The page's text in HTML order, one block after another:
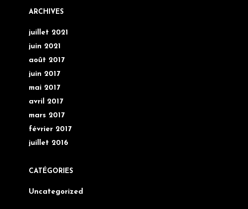
ARCHIVES
juillet 2021
juin 2021
août 2017
juin 2017
mai 2017
avril 2017
mars 2017
février 2017
juillet 2016
CATÉGORIES
Uncategorized